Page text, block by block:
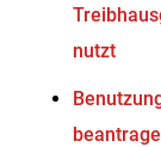
nutzt